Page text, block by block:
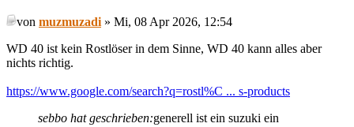
von muzmuzadi » Mi, 08 Apr 2026, 12:54
WD 40 ist kein Rostlöser in dem Sinne, WD 40 kann alles aber
nichts richtig.
https://www.google.com/search?q=rostl%C ... s-products
sebbo hat geschrieben:generell ist ein suzuki ein